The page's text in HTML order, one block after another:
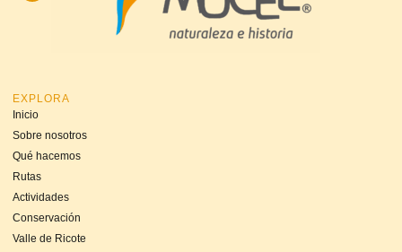
EXPLORA
Inicio
Sobre nosotros
Qué hacemos
Rutas
Actividades
Conservación
Valle de Ricote